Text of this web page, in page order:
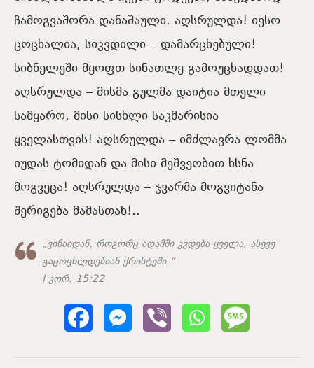
ჩამოგვაშორა დანაშაული. აღსრულდა! იესო
ცოცხალია, სიკვდილი – დამარცხებული!
სიბნელეში მყოფთ სინათლე გამოუცხადდათ!
აღსრულდა – მისმა გულმა დაიტია მთელი
სამყარო, მისი სისხლი საკმარისია
ყველასთვის! აღსრულდა – იმძლავრა ლომმა
იუდას ტომიდან და მისი მეშვეობით ხსნა
მოგვეცა! აღსრულდა – ჯვარმა მოგვიტანა
შერიგება მამასთან!..
„ვინაიდან, როგორც ადამში კვდება ყველა, ასევე
გაცოცხლდებიან ქრისტეში.“
I კორ. 15:22